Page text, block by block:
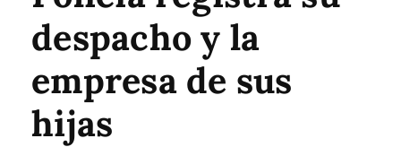
despacho y la
empresa de sus
hijas